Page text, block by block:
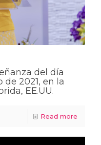
del día
2021, en la
EE.UU.
Read more